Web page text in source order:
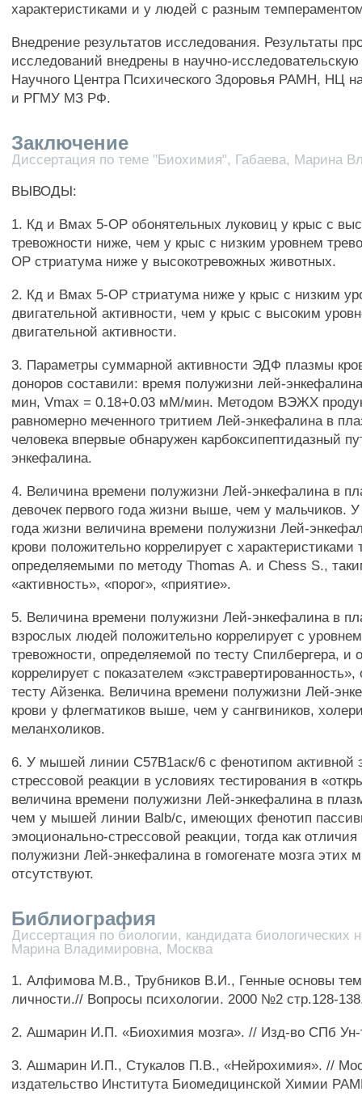
характеристиками и у людей с разным
Внедрение результатов исследования. Результаты
исследований внедрены в научно-
Научного Центра Психического Здоровья РАМН, НЦ
и РГМУ МЗ РФ.
Заключение
Диссертация по теме "Биохимия", Габаева, Марина
ВЫВОДЫ:
1. Кд и Вмах 5-ОР обонятельных луковиц у крыс с
тревожности ниже, чем у крыс с низким уровнем
ОР стриатума ниже у высокотревожных животных.
2. Кд и Вмах 5-ОР стриатума ниже у крыс с низким
двигательной активности, чем у крыс с высоким
двигательной активности.
3. Параметры суммарной активности ЭДФ плазмы
доноров составили: время полужизни лей-
мин, Vmax = 0.18+0.03 мМ/мин. Методом ВЭЖХ
равномерно меченного тритием Лей-энкефалина в
человека впервые обнаружен карбоксипептидазный
энкефалина.
4. Величина времени полужизни Лей-энкефалина в
девочек первого года жизни выше, чем у мальчиков. У
года жизни величина времени полужизни Лей-
крови положительно коррелирует с
определяемыми по методу Thomas А. и Chess S.,
«активность», «порог», «приятие».
5. Величина времени полужизни Лей-энкефалина в
взрослых людей положительно коррелирует с
тревожности, определяемой по тесту Спилбергера, и
коррелирует с показателем
тесту Айзенка. Величина времени полужизни Лей-
крови у флегматиков выше, чем у сангвиников,
меланхоликов.
6. У мышей линии С57В1аск/6 с фенотипом активной
стрессовой реакции в условиях тестирования в
величина времени полужизни Лей-энкефалина в
чем у мышей линии Balb/c, имеющих фенотип
эмоционально-стрессовой реакции, тогда как
полужизни Лей-энкефалина в гомогенате мозга этих
отсутствуют.
Библиография
Диссертация по биологии, кандидата биологических
Марина Владимировна, Москва
1. Алфимова М.В., Трубников В.И., Генные основы
личности.// Вопросы психологии. 2000 №2 стр.128-
2. Ашмарин И.П. «Биохимия мозга». // Изд-во СПб Ун-
3. Ашмарин И.П., Стукалов П.В., «Нейрохимия». //
издательство Института Биомедицинской Химии